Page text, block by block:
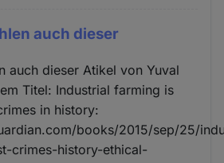
auch dieser
auch dieser Atikel von Yuval
Titel: Industrial farming is
in history:
books/2015/sep/25/
crimes-history-ethical-